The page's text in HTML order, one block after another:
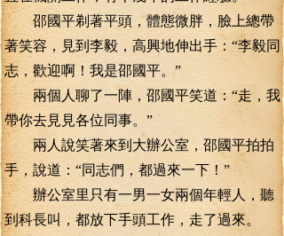
邵國平剃著平頭，體態微胖，臉上總帶
著笑容，見到李毅，高興地伸出手：“李毅同
志，歡迎啊！我是邵國平。”
兩個人聊了一陣，邵國平笑道：“走，我
帶你去見見各位同事。”
兩人說笑著來到大辦公室，邵國平拍拍
手，說道：“同志們，都過來一下！”
辦公室里只有一男一女兩個年輕人，聽
到科長叫，都放下手頭工作，走了過來。